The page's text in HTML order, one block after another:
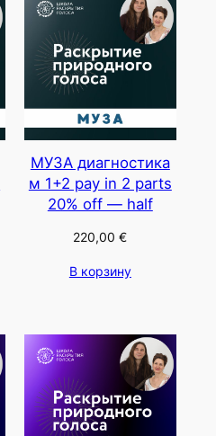
МУЗА диагностика
м 1+2 pay in 2 parts
20% off — half
220,00€
В корзину